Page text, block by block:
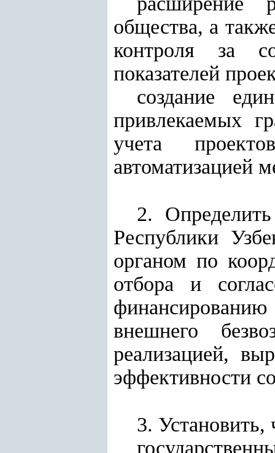
общества, а
контроля за
показателей
создание
привлекаемых
учета
автоматизацией
2.
Республики
органом по
отбора и
внешнего
реализацией,
эффективности
3. Установить,